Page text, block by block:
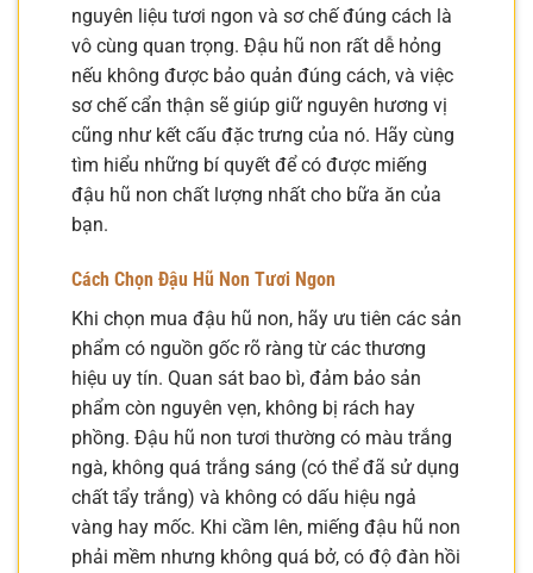
nguyên liệu tươi ngon và sơ chế đúng cách là
vô cùng quan trọng. Đậu hũ non rất dễ hỏng
nếu không được bảo quản đúng cách, và việc
sơ chế cẩn thận sẽ giúp giữ nguyên hương vị
cũng như kết cấu đặc trưng của nó. Hãy cùng
tìm hiểu những bí quyết để có được miếng
đậu hũ non chất lượng nhất cho bữa ăn của
bạn.
Cách Chọn Đậu Hũ Non Tươi Ngon
Khi chọn mua đậu hũ non, hãy ưu tiên các sản
phẩm có nguồn gốc rõ ràng từ các thương
hiệu uy tín. Quan sát bao bì, đảm bảo sản
phẩm còn nguyên vẹn, không bị rách hay
phồng. Đậu hũ non tươi thường có màu trắng
ngà, không quá trắng sáng (có thể đã sử dụng
chất tẩy trắng) và không có dấu hiệu ngả
vàng hay mốc. Khi cầm lên, miếng đậu hũ non
phải mềm nhưng không quá bở, có độ đàn hồi